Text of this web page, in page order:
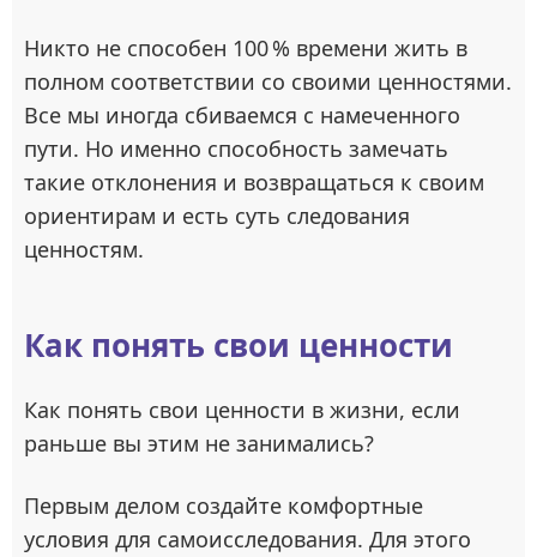
Никто не способен 100 % времени жить в
полном соответствии со своими ценностями.
Все мы иногда сбиваемся с намеченного
пути. Но именно способность замечать
такие отклонения и возвращаться к своим
ориентирам и есть суть следования
ценностям.
Как понять свои ценности
Как понять свои ценности в жизни, если
раньше вы этим не занимались?
Первым делом создайте комфортные
условия для самоисследования. Для этого